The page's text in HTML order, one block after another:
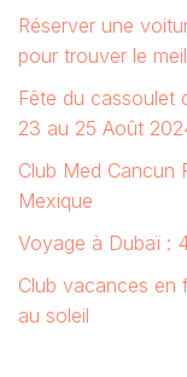
Réserver une
pour trouver le
Fête du cassoulet
23 au 25 Août
Club Med Cancun
Mexique
Voyage à Dubaï :
Club vacances en
au soleil